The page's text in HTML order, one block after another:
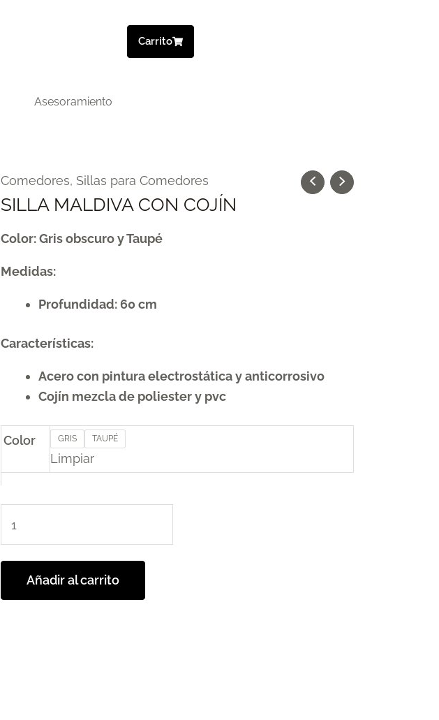
Carrito
Asesoramiento
Comedores, Sillas para Comedores
SILLA MALDIVA CON COJÍN
Color: Gris obscuro y Taupé
Medidas:
Profundidad: 60 cm
Características:
Acero con pintura electrostática y anticorrosivo
Cojín mezcla de poliester y pvc
Color GRIS TAUPÉ
Limpiar
SILLA
MALDIVA
COJÍN
Añadir al carrito